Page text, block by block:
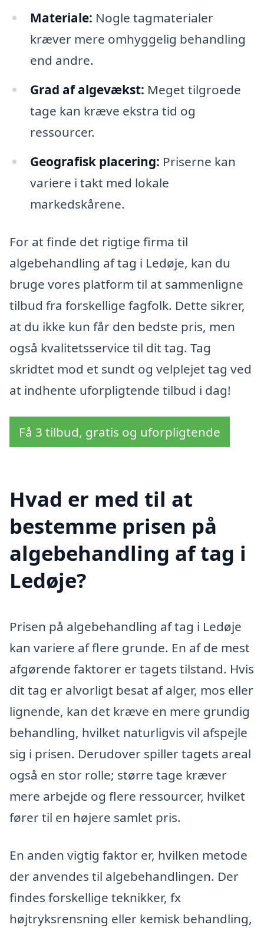
Materiale: Nogle tagmaterialer
kræver mere omhyggelig behandling
end andre.
Grad af algevækst: Meget tilgroede
tage kan kræve ekstra tid og
ressourcer.
Geografisk placering: Priserne kan
variere i takt med lokale
markedskårene.
For at finde det rigtige firma til
algebehandling af tag i Ledøje, kan du
bruge vores platform til at sammenligne
tilbud fra forskellige fagfolk. Dette sikrer,
at du ikke kun får den bedste pris, men
også kvalitetsservice til dit tag. Tag
skridtet mod et sundt og velplejet tag ved
at indhente uforpligtende tilbud i dag!
Få 3 tilbud, gratis og uforpligtende
Hvad er med til at
bestemme prisen på
algebehandling af tag i
Ledøje?
Prisen på algebehandling af tag i Ledøje
kan variere af flere grunde. En af de mest
afgørende faktorer er tagets tilstand. Hvis
dit tag er alvorligt besat af alger, mos eller
lignende, kan det kræve en mere grundig
behandling, hvilket naturligvis vil afspejle
sig i prisen. Derudover spiller tagets areal
også en stor rolle; større tage kræver
mere arbejde og flere ressourcer, hvilket
fører til en højere samlet pris.
En anden vigtig faktor er, hvilken metode
der anvendes til algebehandlingen. Der
findes forskellige teknikker, fx
højtryksrensning eller kemisk behandling,